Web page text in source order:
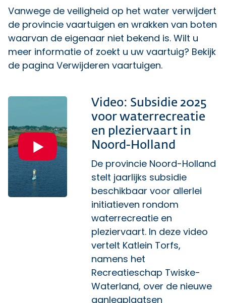
Vanwege de veiligheid op het water verwijdert
de provincie vaartuigen en wrakken van boten
waarvan de eigenaar niet bekend is. Wilt u
meer informatie of zoekt u uw vaartuig? Bekijk
de pagina Verwijderen vaartuigen.
Video: Subsidie 2025
voor waterrecreatie
en pleziervaart in
Noord-Holland
De provincie Noord-Holland
stelt jaarlijks subsidie
beschikbaar voor allerlei
initiatieven rondom
waterrecreatie en
pleziervaart. In deze video
vertelt Katlein Torfs,
namens het
Recreatieschap Twiske-
Waterland, over de nieuwe
aanlegplaatsen